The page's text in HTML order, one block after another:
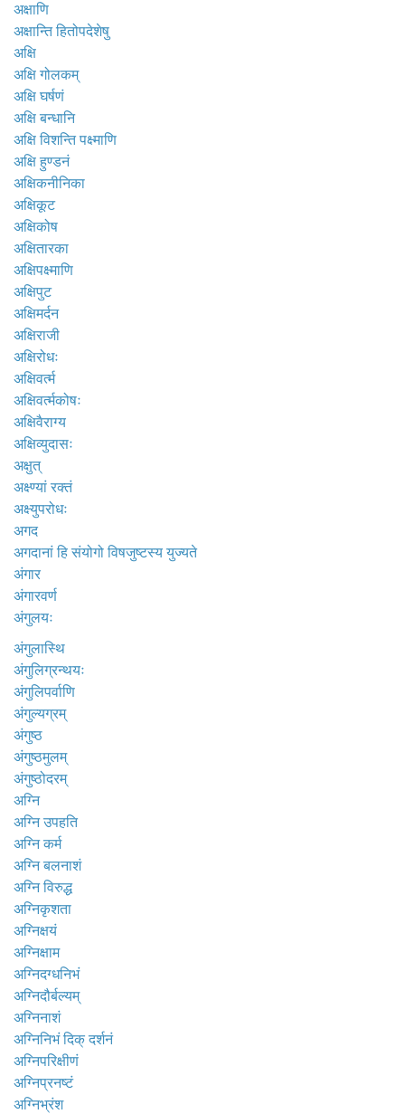
अक्षाणि
अक्षान्ति हितोपदेशेषु
अक्षि
अक्षि गोलकम्
अक्षि घर्षणं
अक्षि बन्धानि
अक्षि विशन्ति पक्ष्माणि
अक्षि हुण्डनं
अक्षिकनीनिका
अक्षिकूट
अक्षिकोष
अक्षितारका
अक्षिपक्ष्माणि
अक्षिपुट
अक्षिमर्दन
अक्षिराजी
अक्षिरोधः
अक्षिवर्त्म
अक्षिवर्त्मकोषः
अक्षिवैराग्य
अक्षिव्युदासः
अक्षुत्
अक्ष्ण्यां रक्तं
अक्ष्युपरोधः
अगद
अगदानां हि संयोगो विषजुष्टस्य युज्यते
अंगार
अंगारवर्ण
अंगुलयः
अंगुलास्थि
अंगुलिग्रन्थयः
अंगुलिपर्वाणि
अंगुल्यग्रम्
अंगुष्ठ
अंगुष्ठमुलम्
अंगुष्ठोदरम्
अग्नि
अग्नि उपहति
अग्नि कर्म
अग्नि बलनाशं
अग्नि विरुद्ध
अग्निकृशता
अग्निक्षयं
अग्निक्षाम
अग्निदग्धनिभं
अग्निदौर्बल्यम्
अग्निनाशं
अग्निनिभं दिक् दर्शनं
अग्निपरिक्षीणं
अग्निप्रनष्टं
अग्निभ्रंश